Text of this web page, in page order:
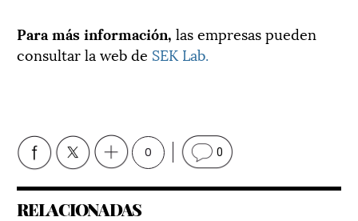
Para más información, las empresas pueden
consultar la web de SEK Lab.
0 0
RELACIONADAS